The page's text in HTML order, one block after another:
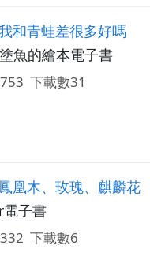
和青蛙差很多好嗎
魚的繪本電子書
下載數31
鳳凰木、玫瑰、麒麟花
子書
下載數6